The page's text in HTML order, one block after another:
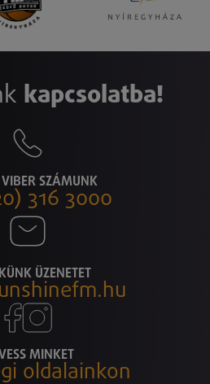
kapcsolatba!
VIBER SZÁMUNK
316 3000
ÜZENETET
MINKET
oldalainkon